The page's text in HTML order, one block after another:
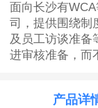
面向长沙有
司，提供围绕制
及员工访谈准备
进审核准备，而
产品详